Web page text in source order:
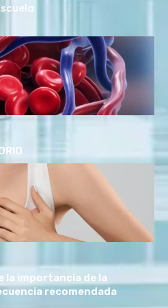
la importancia de la
recomendada